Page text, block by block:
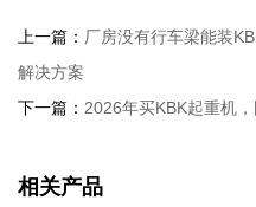
上一篇： 厂房没有行车梁能装
解决方案
下一篇： 2026年买KBK起重机
相关产品